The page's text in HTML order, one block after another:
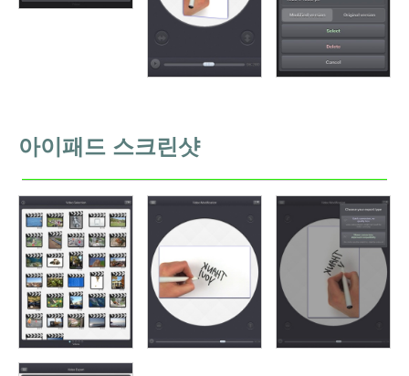
아이패드 스크린샷